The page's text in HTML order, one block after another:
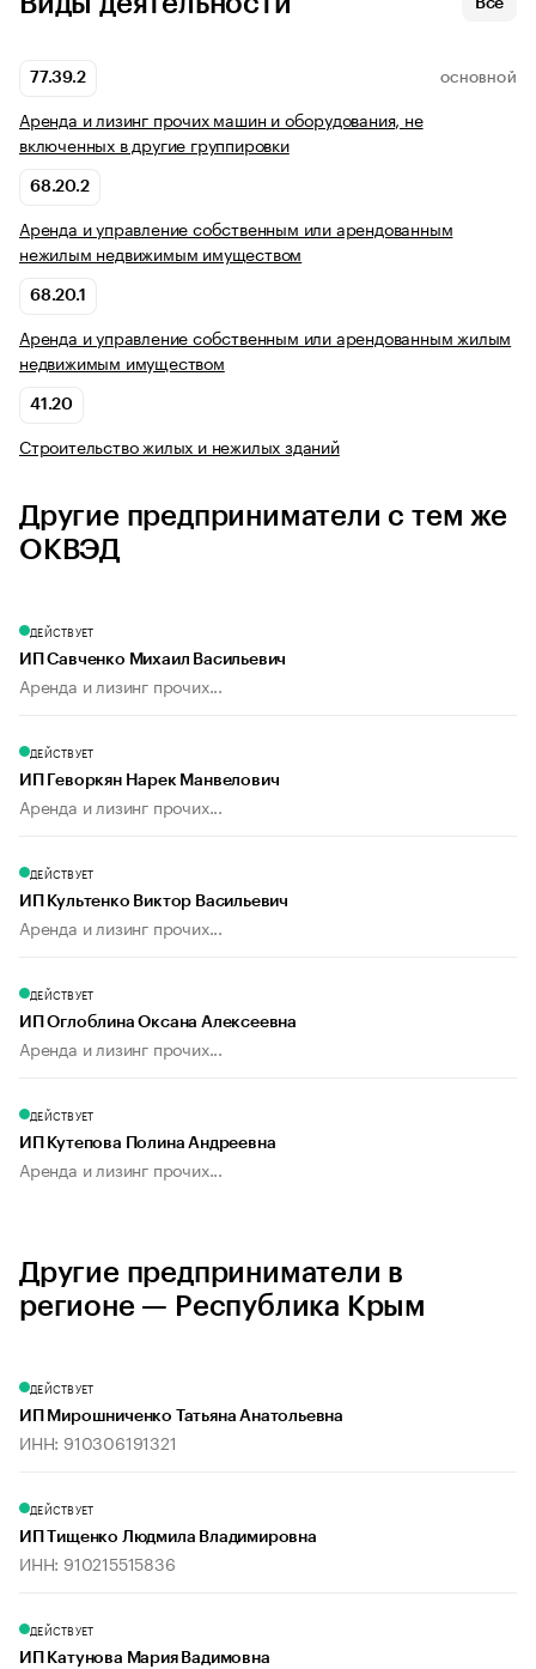
Все
77.39.2 ОСНОВНОЙ
Аренда и лизинг прочих машин и оборудования, не
включенных в другие группировки
68.20.2
Аренда и управление собственным или арендованным
нежилым недвижимым имуществом
68.20.1
Аренда и управление собственным или арендованным жилым
недвижимым имуществом
41.20
Строительство жилых и нежилых зданий
Другие предприниматели с тем же
ОКВЭД
ДЕЙСТВУЕТ
ИП Савченко Михаил Васильевич
Аренда и лизинг прочих...
ДЕЙСТВУЕТ
ИП Геворкян Нарек Манвелович
Аренда и лизинг прочих...
ДЕЙСТВУЕТ
ИП Культенко Виктор Васильевич
Аренда и лизинг прочих...
ДЕЙСТВУЕТ
ИП Оглоблина Оксана Алексеевна
Аренда и лизинг прочих...
ДЕЙСТВУЕТ
ИП Кутепова Полина Андреевна
Аренда и лизинг прочих...
Другие предприниматели в
регионе — Республика Крым
ДЕЙСТВУЕТ
ИП Мирошниченко Татьяна Анатольевна
ИНН: 910306191321
ДЕЙСТВУЕТ
ИП Тищенко Людмила Владимировна
ИНН: 910215515836
ДЕЙСТВУЕТ
ИП Катунова Мария Вадимовна